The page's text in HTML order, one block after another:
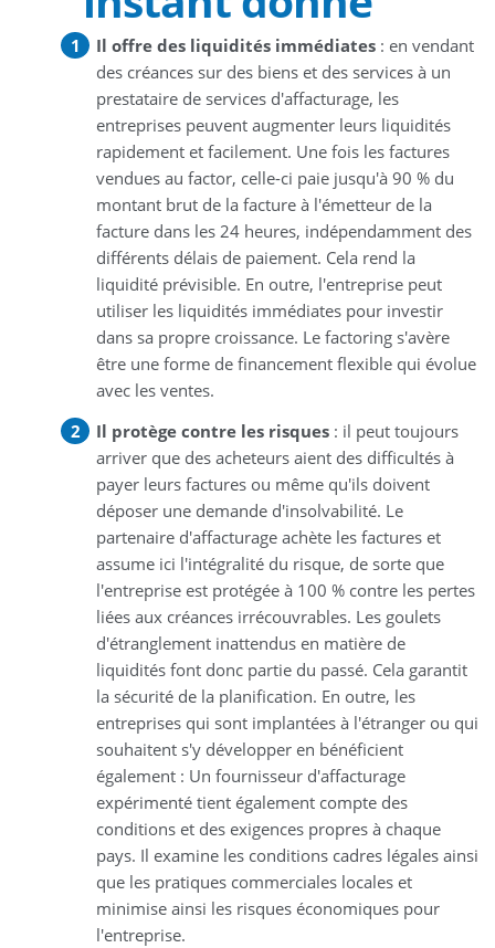
Il offre des liquidités immédiates : en vendant
des créances sur des biens et des services à un
prestataire de services d'affacturage, les
entreprises peuvent augmenter leurs liquidités
rapidement et facilement. Une fois les factures
vendues au factor, celle-ci paie jusqu'à 90 % du
montant brut de la facture à l'émetteur de la
facture dans les 24 heures, indépendamment des
différents délais de paiement. Cela rend la
liquidité prévisible. En outre, l'entreprise peut
utiliser les liquidités immédiates pour investir
dans sa propre croissance. Le factoring s'avère
être une forme de financement flexible qui évolue
avec les ventes.
Il protège contre les risques : il peut toujours
arriver que des acheteurs aient des difficultés à
payer leurs factures ou même qu'ils doivent
déposer une demande d'insolvabilité. Le
partenaire d'affacturage achète les factures et
assume ici l'intégralité du risque, de sorte que
l'entreprise est protégée à 100 % contre les pertes
liées aux créances irrécouvrables. Les goulets
d'étranglement inattendus en matière de
liquidités font donc partie du passé. Cela garantit
la sécurité de la planification. En outre, les
entreprises qui sont implantées à l'étranger ou qui
souhaitent s'y développer en bénéficient
également : Un fournisseur d'affacturage
expérimenté tient également compte des
conditions et des exigences propres à chaque
pays. Il examine les conditions cadres légales ainsi
que les pratiques commerciales locales et
minimise ainsi les risques économiques pour
l'entreprise.